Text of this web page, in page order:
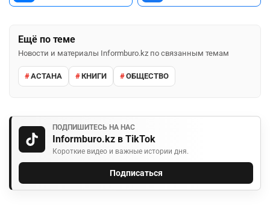
Ещё по теме
Новости и материалы Informburo.kz по связанным темам
АСТАНА КНИГИ ОБЩЕСТВО
ПОДПИШИТЕСЬ НА НАС
Informburo.kz в TikTok
Короткие видео и важные истории дня.
Подписаться